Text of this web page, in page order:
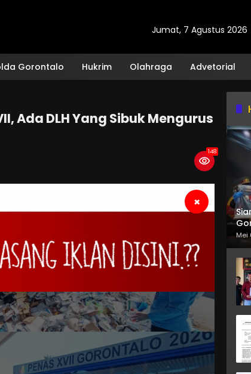
Jumat, 7 Agustus 2026
Gorontalo Hukrim Olahraga Advetorial
Ada DLH Yang Sibuk Mengurus
148
×
Mei